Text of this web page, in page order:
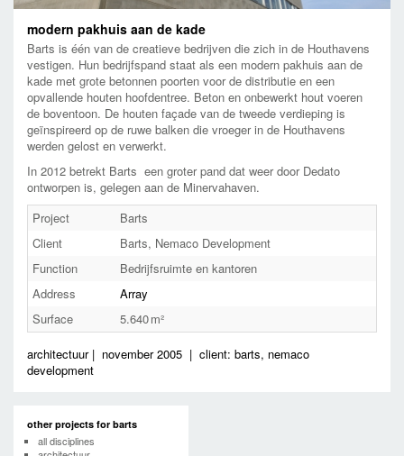
Previous
Next
modern pakhuis aan de kade
Barts is één van de creatieve bedrijven die zich in de Houthavens
vestigen. Hun bedrijfspand staat als een modern pakhuis aan de
kade met grote betonnen poorten voor de distributie en een
opvallende houten hoofdentree. Beton en onbewerkt hout voeren
de boventoon. De houten façade van de tweede verdieping is
geïnspireerd op de ruwe balken die vroeger in de Houthavens
werden gelost en verwerkt.
In 2012 betrekt Barts een groter pand dat weer door Dedato
ontworpen is, gelegen aan de Minervahaven.
Project
Barts
Client
Barts, Nemaco Development
Function
Bedrijfsruimte en kantoren
Address
Array
Surface
5.640
architectuur | november 2005 | client: barts, nemaco
development
other projects for barts
all disciplines